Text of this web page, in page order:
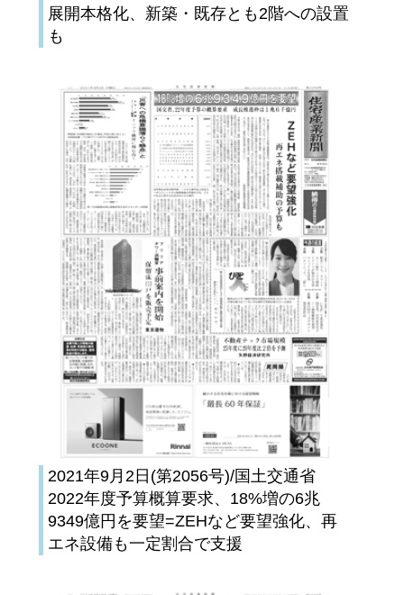
展開本格化、新築・既存とも2階への設置
も
2021年9月2日(第2056号)/国土交通省
2022年度予算概算要求、18%増の6兆
9349億円を要望=ZEHなど要望強化、再
エネ設備も一定割合で支援